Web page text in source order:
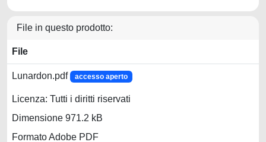
File in questo prodotto:
File
Lunardon.pdf accesso aperto
Licenza: Tutti i diritti riservati
Dimensione 971.2 kB
Formato Adobe PDF